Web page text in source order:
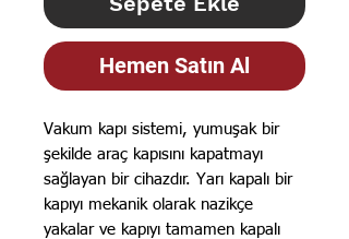
Hemen Satın Al
Vakum kapı sistemi, yumuşak bir
şekilde araç kapısını kapatmayı
sağlayan bir cihazdır. Yarı kapalı bir
kapıyı mekanik olarak nazikçe
yakalar ve kapıyı tamamen kapalı